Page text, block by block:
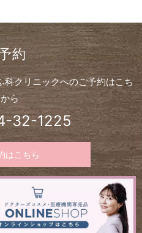
約
クリニックへのご予約はこち
ら
32-1225
はこちら